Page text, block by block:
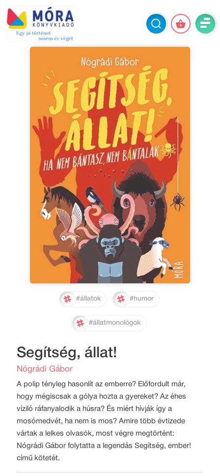
#állatok #humor
#állatmonológok
Segítség, állat!
Nógrádi Gábor
A polip tényleg hasonlít az emberre? Előfordult már,
hogy mégiscsak a gólya hozta a gyereket? Az éhes
víziló ráfanyalodik a húsra? És miért hívják így a
mosómedvét, ha nem is mos? Amire több évtizede
vártak a lelkes olvasók, most végre megtörtént:
Nógrádi Gábor folytatta a legendás Segítség, ember!
című kötetét.